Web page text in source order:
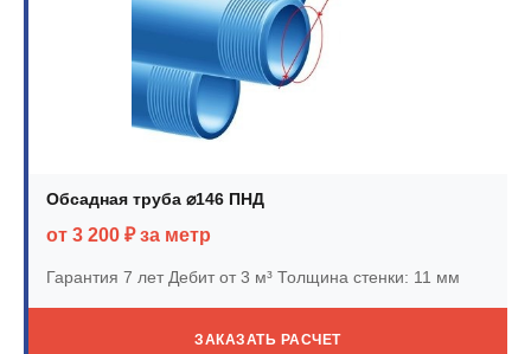
Обсадная труба ⌀146 ПНД
от 3 200 ₽ за метр
Гарантия 7 летДебит от 3 м³ Толщина стенки: 11 мм
ЗАКАЗАТЬ РАСЧЕТ